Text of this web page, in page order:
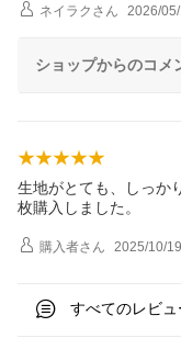
ネイラク さん 2026/
ショップからのコメ
生地がとても、しっか
枚購入しました。
購入者さん 2025/10/19
すべてのレビ